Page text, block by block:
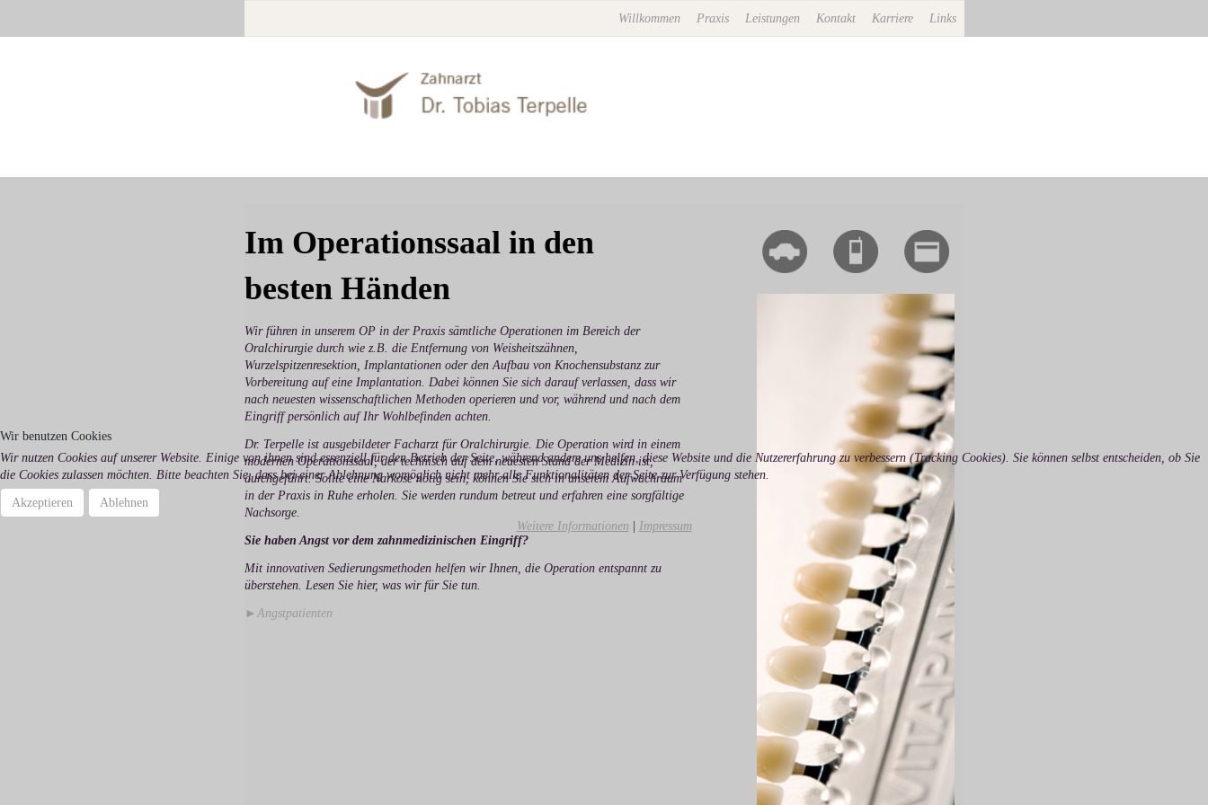
Willkommen Praxis Leistungen Kontakt Karriere Links
Im Operationssaal in den
besten Händen
Wir führen in unserem OP in der Praxis sämtliche Operationen im Bereich der
Oralchirurgie durch wie z.B. die Entfernung von Weisheitszähnen,
Wurzelspitzenresektion, Implantationen oder den Aufbau von Knochensubstanz zur
Vorbereitung auf eine Implantation. Dabei können Sie sich darauf verlassen, dass wir
nach neuesten wissenschaftlichen Methoden operieren und vor, während und nach dem
Eingriff persönlich auf Ihr Wohlbefinden achten.
Dr. Terpelle ist ausgebildeter Facharzt für Oralchirurgie. Die Operation wird in einem
modernen Operationssaal, der technisch auf dem neuesten Stand der Medizin ist,
durchgeführt. Sollte eine Narkose nötig sein, können Sie sich in unserem Aufwachraum
in der Praxis in Ruhe erholen. Sie werden rundum betreut und erfahren eine sorgfältige
Nachsorge.
Sie haben Angst vor dem zahnmedizinischen Eingriff?
Mit innovativen Sedierungsmethoden helfen wir Ihnen, die Operation entspannt zu
überstehen. Lesen Sie hier, was wir für Sie tun.
►Angstpatienten
Wir benutzen Cookies
Wir nutzen Cookies auf unserer Website. Einige von ihnen sind essenziell für den Betrieb der Seite, während andere uns helfen, diese Website und die Nutzererfahrung zu verbessern (Tracking Cookies). Sie können selbst entscheiden, ob Sie
die Cookies zulassen möchten. Bitte beachten Sie, dass bei einer Ablehnung womöglich nicht mehr alle Funktionalitäten der Seite zur Verfügung stehen.
Akzeptieren
Ablehnen
Weitere Informationen
Impressum